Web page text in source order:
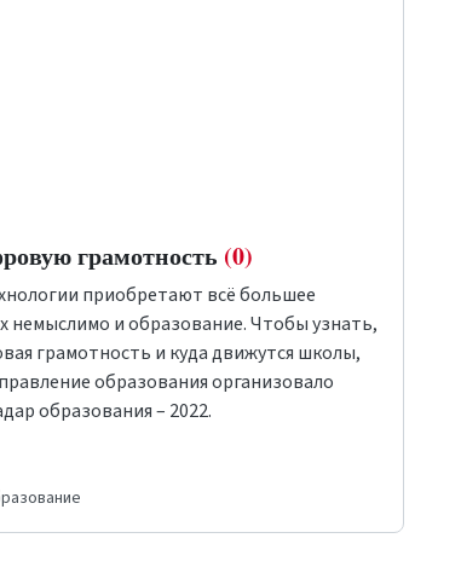
грамотность (0)
приобретают всё большее
немыслимо и образование. Чтобы узнать,
грамотность и куда движутся школы,
образования организовало
образования – 2022.